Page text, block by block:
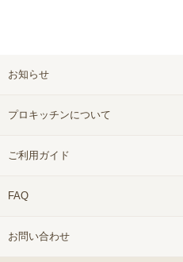
お知らせ
プロキッチンについて
ご利用ガイド
FAQ
お問い合わせ